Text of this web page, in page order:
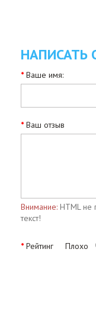
НАПИСАТЬ
Ваше имя:
Ваш отзыв
Внимание: HTML не
текст!
Рейтинг Плохо